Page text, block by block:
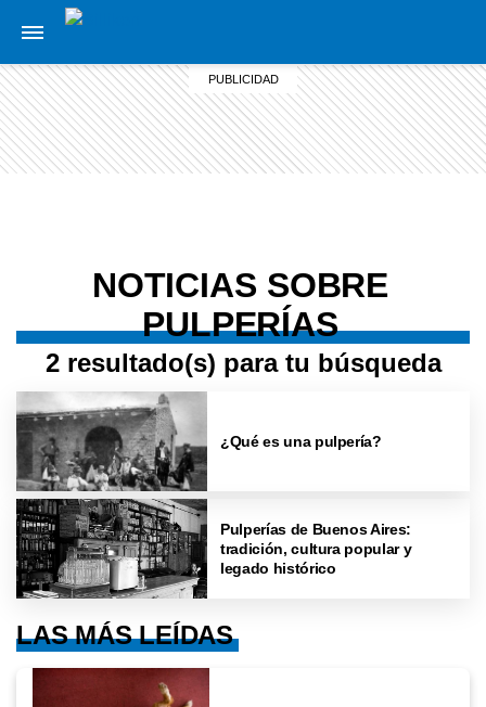
NOTICIAS SOBRE
PULPERÍAS
2 resultado(s) para tu búsqueda
¿Qué es una pulpería?
Pulperías de Buenos Aires:
tradición, cultura popular y
legado histórico
LAS MÁS LEÍDAS